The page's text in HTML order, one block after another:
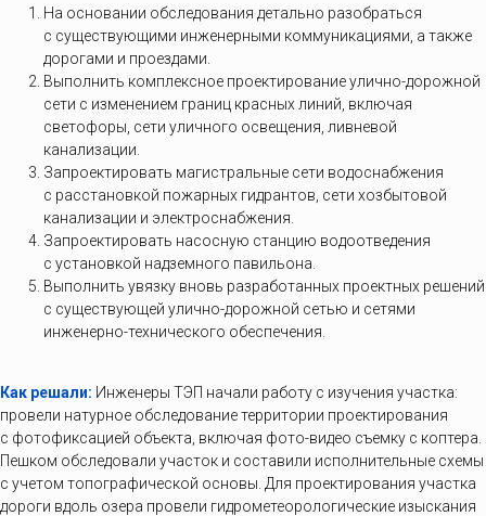
На основании обследования детально разобраться
с существующими инженерными коммуникациями, а также
дорогами и проездами.
Выполнить комплексное проектирование улично-дорожной
сети с изменением границ красных линий, включая
светофоры, сети уличного освещения, ливневой
канализации.
Запроектировать магистральные сети водоснабжения
с расстановкой пожарных гидрантов, сети хозбытовой
канализации и электроснабжения.
Запроектировать насосную станцию водоотведения
с установкой надземного павильона.
Выполнить увязку вновь разработанных проектных решений
с существующей улично-дорожной сетью и сетями
инженерно-технического обеспечения.
Как решали: Инженеры ТЭП начали работу с изучения участка:
провели натурное обследование территории проектирования
с фотофиксацией объекта, включая фото-видео съемку с коптера.
Пешком обследовали участок и составили исполнительные схемы
с учетом топографической основы. Для проектирования участка
дороги вдоль озера провели гидрометеорологические изыскания